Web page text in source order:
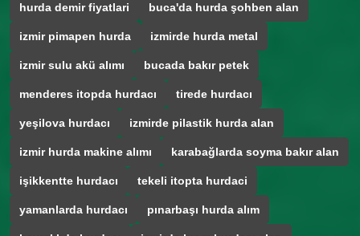
hurda demir fiyatlari buca'da hurda şohben alan
izmir pimapen hurda izmirde hurda metal
izmir sulu akü alımı bucada bakır petek
menderes itopda hurdacı tirede hurdacı
yeşilova hurdacı izmirde pilastik hurda alan
izmir hurda makine alımı karabağlarda soyma bakır alan
işikkentte hurdacı tekeli itopta hurdaci
yamanlarda hurdacı pınarbaşı hurda alım